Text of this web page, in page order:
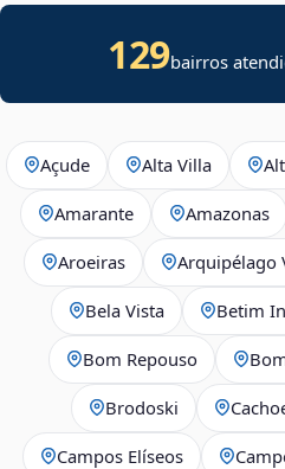
129bairros
Açude Alta Villa
Amarante Amazonas
Aroeiras Arquipélago
Bela Vista Betim
Bom Repouso
Brodoski
Campos Elíseos